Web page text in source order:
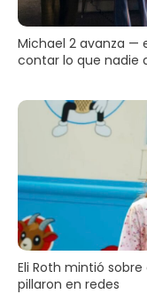
Michael 2 avanza —
contar lo que nadie
Eli Roth mintió
pillaron en redes